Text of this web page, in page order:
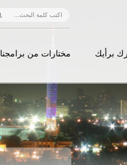
برأيك مختارات من برامجنا